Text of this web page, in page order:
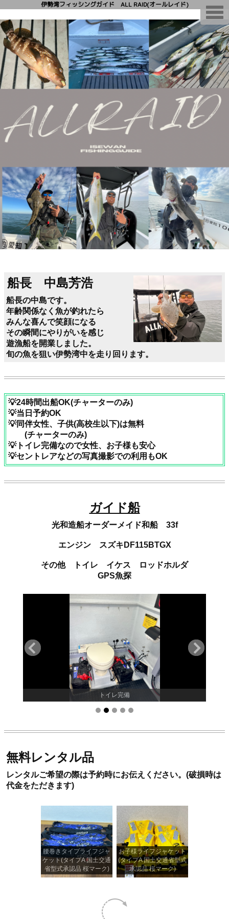
伊勢湾フィッシングガイド ALL RAID(オールレイド)
船長 中島芳浩
船長の中島です。
年齢関係なく魚が釣れたら
みんな喜んで笑顔になる
その瞬間にやりがいを感じ
遊漁船を開業しました。
旬の魚を狙い伊勢湾中を走り回ります。
💡24時間出船OK(チャーターのみ)
💡当日予約OK
💡同伴女性、子供(高校生以下)は無料
(チャーターのみ)
💡トイレ完備なので女性、お子様も安心
💡セントレアなどの写真撮影での利用もOK
ガイド船
光和造船オーダーメイド和船 33f
エンジン スズキDF115BTGX
その他 トイレ イケス ロッドホルダ
GPS魚探
トイレ完備
無料レンタル品
レンタルご希望の際は予約時にお伝えください。(破損時は
代金をただきます)
腰巻きタイプライフジャ
ケット(タイプA 国土交通
省型式承認品 桜マーク)
お子様ライフジャケット
(タイプA 国土交通省型式
承認品 桜マーク)
T
o
g
g
l
e
n
a
v
i
g
a
i